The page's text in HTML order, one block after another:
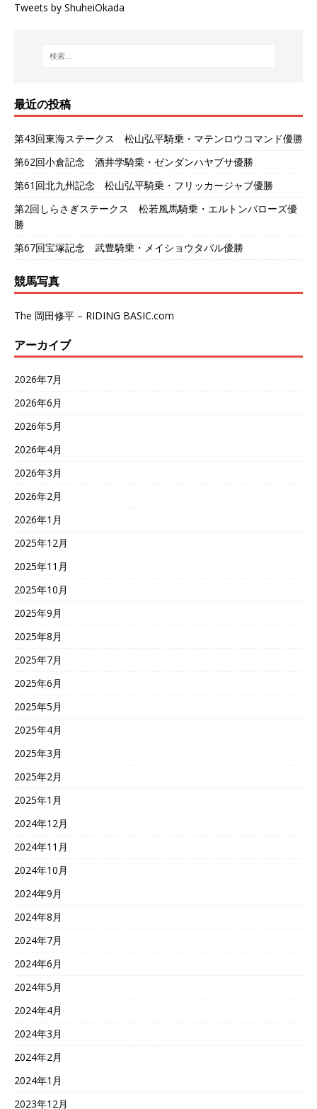
Tweets by ShuheiOkada
最近の投稿
第43回東海ステークス 松山弘平騎乗・マテンロウコマンド優勝
第62回小倉記念 酒井学騎乗・ゼンダンハヤブサ優勝
第61回北九州記念 松山弘平騎乗・フリッカージャブ優勝
第2回しらさぎステークス 松若風馬騎乗・エルトンバローズ優
勝
第67回宝塚記念 武豊騎乗・メイショウタバル優勝
競馬写真
The 岡田修平 – RIDING BASIC.com
アーカイブ
2026年7月
2026年6月
2026年5月
2026年4月
2026年3月
2026年2月
2026年1月
2025年12月
2025年11月
2025年10月
2025年9月
2025年8月
2025年7月
2025年6月
2025年5月
2025年4月
2025年3月
2025年2月
2025年1月
2024年12月
2024年11月
2024年10月
2024年9月
2024年8月
2024年7月
2024年6月
2024年5月
2024年4月
2024年3月
2024年2月
2024年1月
2023年12月